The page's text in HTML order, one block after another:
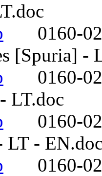
0160-
[Spuria] -
0160-
LT.doc
0160-
LT -
0160-